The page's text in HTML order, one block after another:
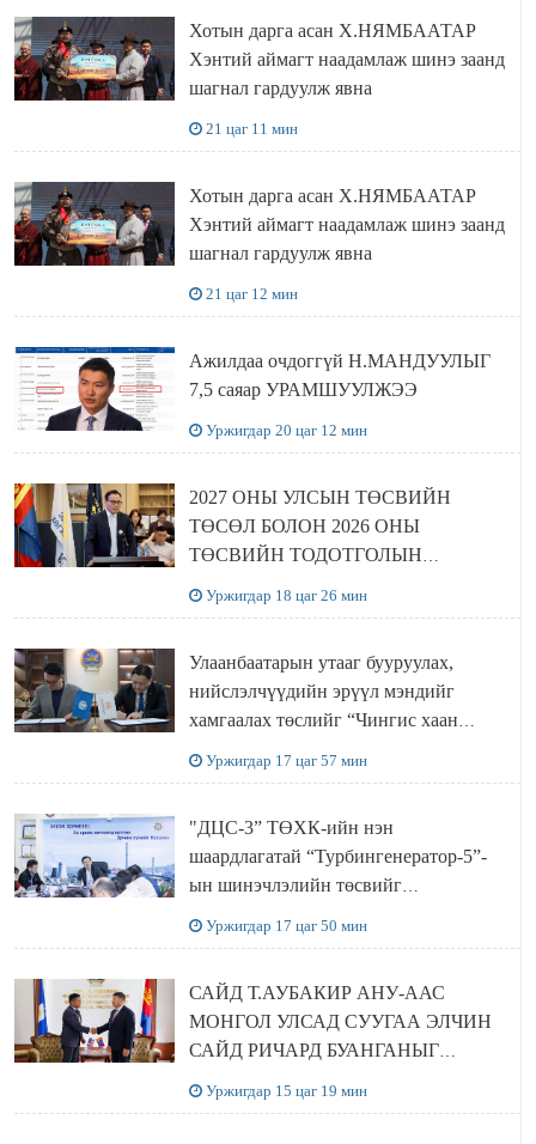
Хотын дарга асан Х.НЯМБААТАР
Хэнтий аймагт наадамлаж шинэ заанд
шагнал гардуулж явна
21 цаг 11 мин
Хотын дарга асан Х.НЯМБААТАР
Хэнтий аймагт наадамлаж шинэ заанд
шагнал гардуулж явна
21 цаг 12 мин
Ажилдаа очдоггүй Н.МАНДУУЛЫГ
7,5 саяар УРАМШУУЛЖЭЭ
Уржигдар 20 цаг 12 мин
2027 ОНЫ УЛСЫН ТӨСВИЙН
ТӨСӨЛ БОЛОН 2026 ОНЫ
ТӨСВИЙН ТОДОТГОЛЫН
Уржигдар 18 цаг 26 мин
Улаанбаатарын утааг бууруулах,
нийслэлчүүдийн эрүүл мэндийг
хамгаалах төслийг “Чингис хаан
Уржигдар 17 цаг 57 мин
"ДЦС-3” ТӨХК-ийн нэн
шаардлагатай “Турбингенератор-5”-
ын шинэчлэлийн төсвийг
Уржигдар 17 цаг 50 мин
САЙД Т.АУБАКИР АНУ-ААС
МОНГОЛ УЛСАД СУУГАА ЭЛЧИН
САЙД РИЧАРД БУАНГАНЫГ
Уржигдар 15 цаг 19 мин